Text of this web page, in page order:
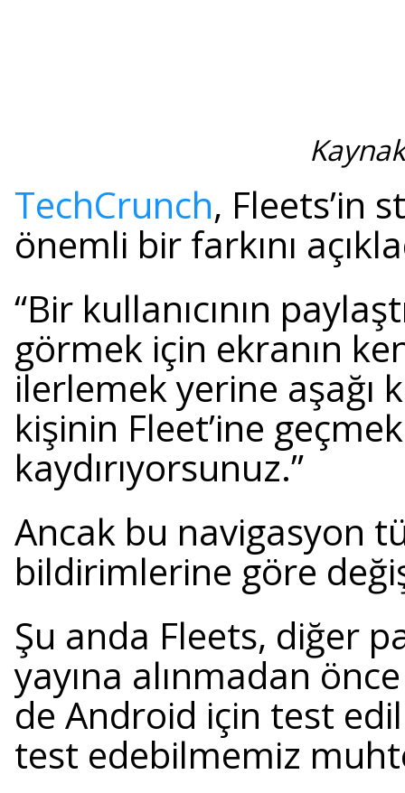
TechCrunch, Fleets’in
önemli bir farkını
“Bir kullanıcının
görmek için ekranın
ilerlemek yerine aşağı
kişinin Fleet’ine
kaydırıyorsunuz.”
Ancak bu navigasyon
bildirimlerine göre
Şu anda Fleets, diğer
yayına alınmadan
de Android için test
test edebilmemiz